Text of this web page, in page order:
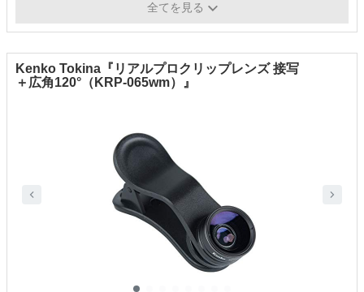
全てを見る
Kenko Tokina『リアルプロクリップレンズ 接写
＋広角120°（KRP-065wm）』